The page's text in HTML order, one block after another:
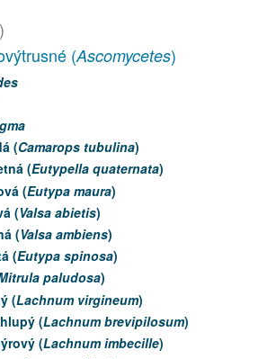
)
(Ascomycetes)
(Camarops tubulina)
(Eutypella quaternata)
(Eutypa maura)
(Valsa abietis)
(Valsa ambiens)
(Eutypa spinosa)
paludosa)
(Lachnum virgineum)
(Lachnum brevipilosum)
(Lachnum imbecille)